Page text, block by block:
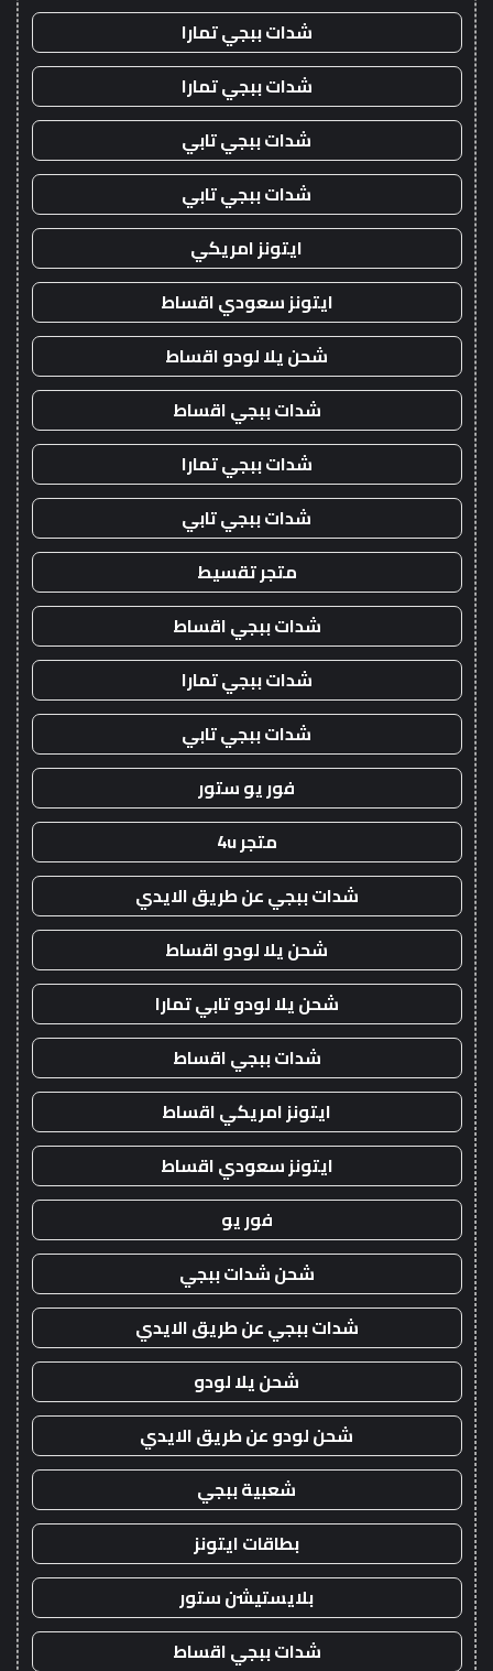
شدات ببجي تمارا
شدات ببجي تمارا
شدات ببجي تابي
شدات ببجي تابي
ايتونز امريكي
ايتونز سعودي اقساط
شحن يلا لودو اقساط
شدات ببجي اقساط
شدات ببجي تمارا
شدات ببجي تابي
متجر تقسيط
شدات ببجي اقساط
شدات ببجي تمارا
شدات ببجي تابي
فور يو ستور
متجر 4u
شدات ببجي عن طريق الايدي
شحن يلا لودو اقساط
شحن يلا لودو تابي تمارا
شدات ببجي اقساط
ايتونز امريكي اقساط
ايتونز سعودي اقساط
فور يو
شحن شدات ببجي
شدات ببجي عن طريق الايدي
شحن يلا لودو
شحن لودو عن طريق الايدي
شعبية ببجي
بطاقات ايتونز
بلايستيشن ستور
شدات ببجي اقساط